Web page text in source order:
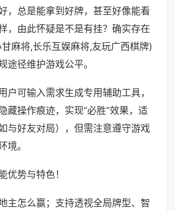
，总是能拿到好牌，甚至好像能看
，由此怀疑是不是有挂？确实存在
麻将,长乐互娱麻将,友玩广西棋牌)
途径维护游戏公平。
户可输入需求生成专用辅助工具，
藏操作痕迹，实现“必胜”效果，适
与好友对局），但需注意遵守游戏
境。
优势与特色！
主怎么赢；支持透视全局牌型、智